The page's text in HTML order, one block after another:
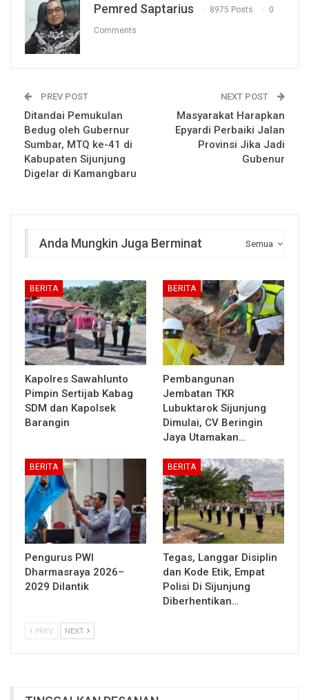
Pemred Saptarius 8975 Posts 0
Comments
PREV POST
Ditandai Pemukulan
Bedug oleh Gubernur
Sumbar, MTQ ke-41 di
Kabupaten Sijunjung
Digelar di Kamangbaru
NEXT POST
Masyarakat Harapkan
Epyardi Perbaiki Jalan
Provinsi Jika Jadi
Gubenur
Semua
Anda Mungkin Juga Berminat
BERITA
Kapolres Sawahlunto
Pimpin Sertijab Kabag
SDM dan Kapolsek
Barangin
BERITA
Pembangunan
Jembatan TKR
Lubuktarok Sijunjung
Dimulai, CV Beringin
Jaya Utamakan…
BERITA
Pengurus PWI
Dharmasraya 2026–
2029 Dilantik
BERITA
Tegas, Langgar Disiplin
dan Kode Etik, Empat
Polisi Di Sijunjung
Diberhentikan…
PREV NEXT